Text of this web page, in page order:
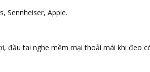
Sennheiser, Apple.
đầu tai nghe mềm mại thoải mái khi đeo